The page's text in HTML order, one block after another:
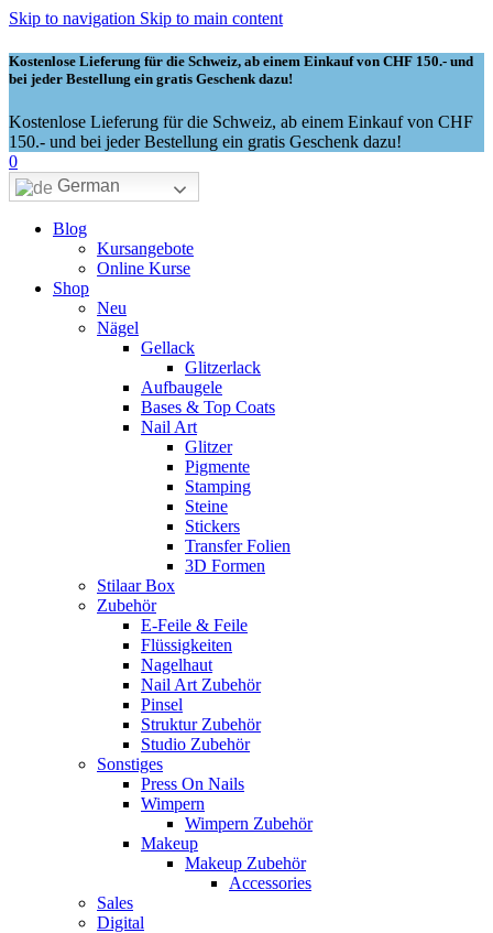
Skip to navigation Skip to main content
Kostenlose Lieferung für die Schweiz, ab einem Einkauf von CHF 150.- und
bei jeder Bestellung ein gratis Geschenk dazu!
Kostenlose Lieferung für die Schweiz, ab einem Einkauf von CHF
150.- und bei jeder Bestellung ein gratis Geschenk dazu!
0
German
Blog
Kursangebote
Online Kurse
Shop
Neu
Nägel
Gellack
Glitzerlack
Aufbaugele
Bases & Top Coats
Nail Art
Glitzer
Pigmente
Stamping
Steine
Stickers
Transfer Folien
3D Formen
Stilaar Box
Zubehör
E-Feile & Feile
Flüssigkeiten
Nagelhaut
Nail Art Zubehör
Pinsel
Struktur Zubehör
Studio Zubehör
Sonstiges
Press On Nails
Wimpern
Wimpern Zubehör
Makeup
Makeup Zubehör
Accessories
Sales
Digital